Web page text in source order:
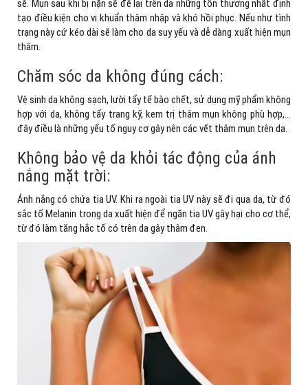
sẽ. Mụn sau khi bị nặn sẽ để lại trên da những tổn thương nhất định
tạo điều kiện cho vi khuẩn thâm nhập và khó hồi phục. Nếu như tình
trạng này cứ kéo dài sẽ làm cho da suy yếu và dễ dàng xuất hiện mụn
thâm.
Chăm sóc da không đúng cách:
Vệ sinh da không sạch, lười tẩy tế bào chết, sử dụng mỹ phẩm không
hợp với da, không tẩy trang kỹ, kem trị thâm mụn không phù hợp,…
đây điều là những yếu tố nguy cơ gây nên các vết thâm mụn trên da.
Không bảo vệ da khỏi tác động của ánh
nắng mặt trời:
Ánh nắng có chứa tia UV. Khi ra ngoài tia UV này sẽ đi qua da, từ đó
sắc tố Melanin trong da xuất hiện để ngăn tia UV gây hại cho cơ thể,
từ đó làm tăng hắc tố có trên da gây thâm đen.